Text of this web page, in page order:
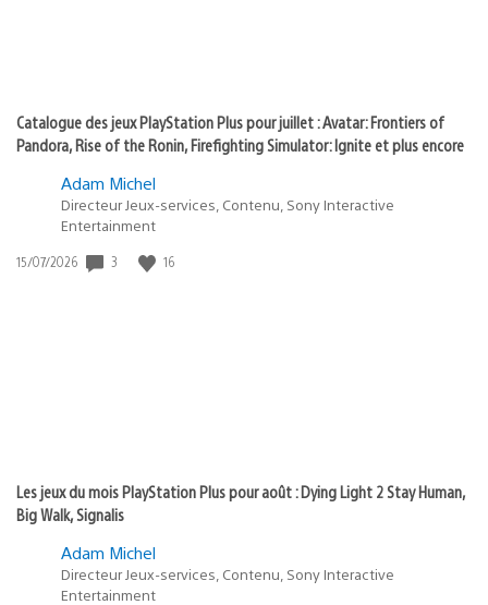
Catalogue des jeux PlayStation Plus pour juillet : Avatar: Frontiers of
Pandora, Rise of the Ronin, Firefighting Simulator: Ignite et plus encore
Adam Michel
Directeur Jeux-services, Contenu, Sony Interactive
Entertainment
Date
15/07/2026 3 16
Les jeux du mois PlayStation Plus pour août : Dying Light 2 Stay Human,
Big Walk, Signalis
Adam Michel
Directeur Jeux-services, Contenu, Sony Interactive
Entertainment